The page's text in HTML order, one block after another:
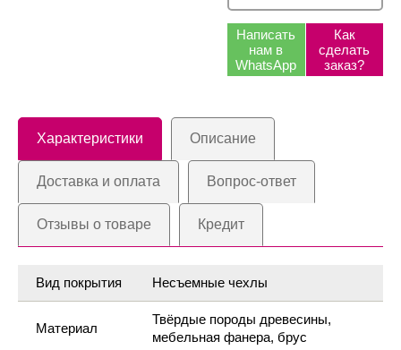
Написать
нам в
WhatsApp
Как
сделать
заказ?
Характеристики Описание
Доставка и оплата Вопрос-ответ
Отзывы о товаре Кредит
Вид покрытия Несъемные чехлы
Материал
Твёрдые породы древесины,
мебельная фанера, брус